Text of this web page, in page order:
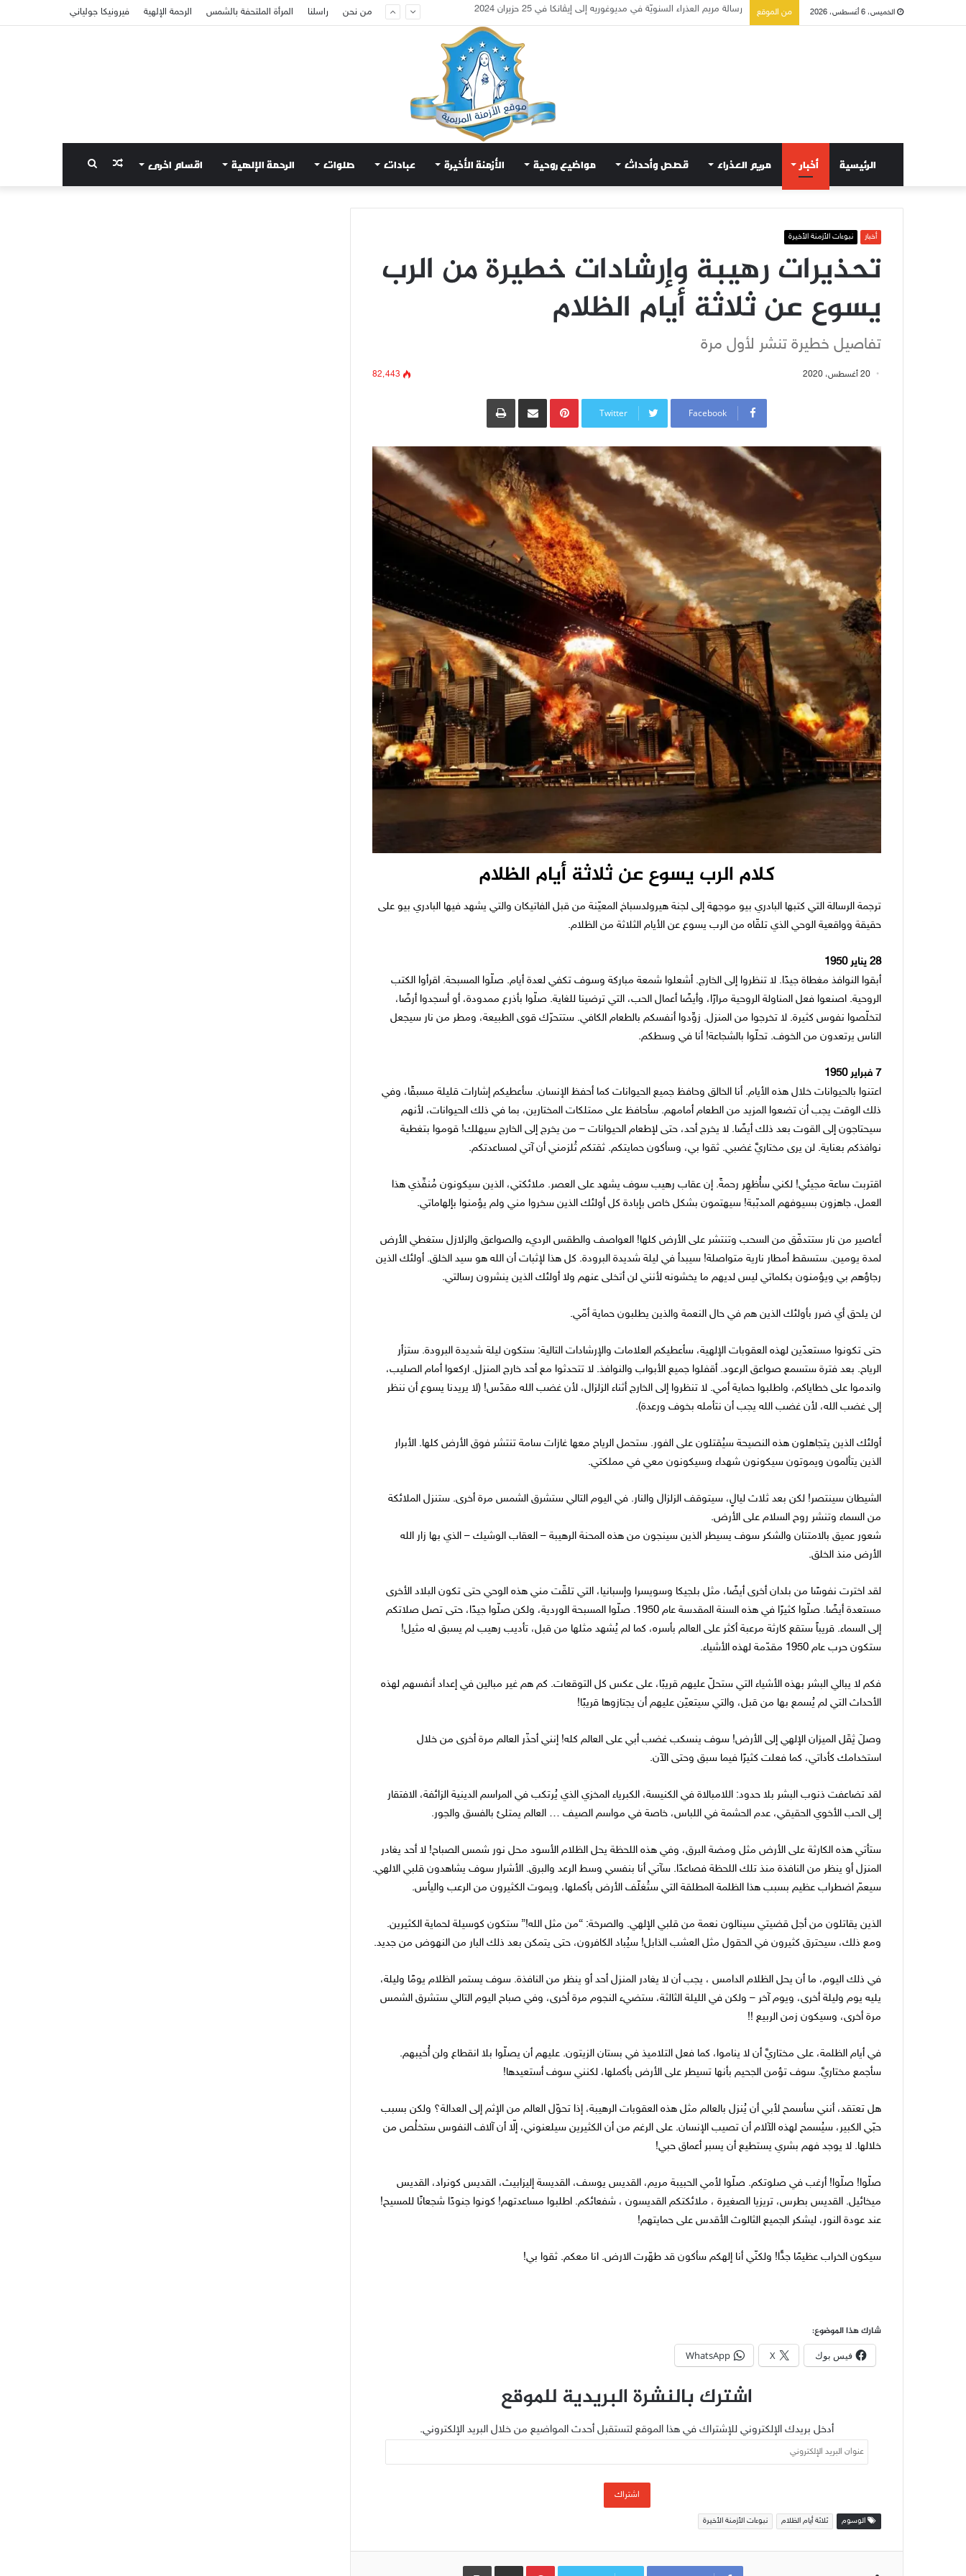
الخميس، 6 أغسطس، 2026 من الموقع تسع أول سبوت بدل خمسة لتعويض قلب مريم الطاهر هذا ما يطلبه يسوع! من نحن راسلنا المرأة الملتحفة بالشمس الرحمة الإلهية فيرونيكا جولياني
الرئيسية أخبار مريم العذراء قصص وأحداث مواضيع روحية الأزمنة الأخيرة عبادات صلوات الرحمة الإلهية اقسام اخرى بحث مقال
أخبار نبوءات الأزمنة الأخيرة
تحذيرات رهيبة وإرشادات خطيرة من الرب
يسوع عن ثلاثة أيام الظلام
تفاصيل خطيرة تنشر لأول مرة
20 أغسطس، 2020 82٬443
Facebook
Twitter
Pinterestمشاركة عبر البريد طباعة
كلام الرب يسوع عن ثلاثة أيام الظلام
ترجمة الرسالة التي كتبها البادري بيو موجهة إلى لجنة هيرولدسباخ المعيّنة من قبل الفاتيكان والتي يشهد فيها البادري بيو على
حقيقة وواقعية الوحي الذي تلقّاه من الرب يسوع عن الأيام الثلاثة من الظلام.
28 يناير 1950
أبقوا النوافذ مغطاة جيدًا. لا تنظروا إلى الخارج. أشعلوا شمعة مباركة وسوف تكفي لعدة أيام. صلّوا المسبحة. اقرأوا الكتب
الروحية. اصنعوا فعل المناولة الروحية مرارًا، وأيضًا أعمال الحب، التي ترضينا للغاية. صلّوا بأذرع ممدودة، أو أسجدوا أرضًا،
لتخلّصوا نفوس كثيرة. لا تخرجوا من المنزل. زوِّدوا أنفسكم بالطعام الكافي. ستتحرّك قوى الطبيعة، ومطر من نار سيجعل
الناس يرتعدون من الخوف. تحلّوا بالشجاعة! أنا في وسطكم.
7 فبراير 1950
اعتنوا بالحيوانات خلال هذه الأيام. أنا الخالق وحافظ جميع الحيوانات كما أحفظ الإنسان. سأعطيكم إشارات قليلة مسبقًا، وفي
ذلك الوقت يجب أن تضعوا المزيد من الطعام أمامهم. سأحافظ على ممتلكات المختارين، بما في ذلك الحيوانات، لأنهم
سيحتاجون إلى القوت بعد ذلك أيضًا. لا يخرج أحد، حتى لإطعام الحيوانات – من يخرج إلى الخارج سيهلك! قوموا بتغطية
نوافذكم بعناية. لن يرى مختاريَّ غضبي. ثقوا بي، وسأكون حمايتكم. ثقتكم تُلزمني أن آتي لمساعدتكم.
اقتربت ساعة مجيئي! لكني سأُظهِر رحمةً. إن عقاب رهيب سوف يشهد على العصر. ملائكتي، الذين سيكونون مُنفِّذي هذا
العمل، جاهزون بسيوفهم المدبّبة! سيهتمون بشكل خاص بإبادة كل أولئك الذين سخروا مني ولم يؤمنوا بإلهاماتي.
أعاصير من نار ستتدفّق من السحب وتنتشر على الأرض كلها! العواصف والطقس الرديء والصواعق والزلازل ستغطي الأرض
لمدة يومين. ستسقط أمطار نارية متواصلة! سيبدأ في ليلة شديدة البرودة. كل هذا لإثبات أن الله هو سيد الخلق. أولئك الذين
رجاؤهم بي ويؤمنون بكلماتي ليس لديهم ما يخشونه لأنني لن أتخلى عنهم ولا أولئك الذين ينشرون رسالتي.
لن يلحق أي ضرر بأولئك الذين هم في حال النعمة والذين يطلبون حماية أمّي.
حتى تكونوا مستعدّين لهذه العقوبات الإلهية، سأعطيكم العلامات والإرشادات التالية: ستكون ليلة شديدة البرودة. ستزأر
الرياح. بعد فترة ستسمع صواعق الرعود. أقفلوا جميع الأبواب والنوافذ. لا تتحدثوا مع أحد خارج المنزل. اركعوا أمام الصليب،
واندموا على خطاياكم، واطلبوا حماية أمي. لا تنظروا إلى الخارج أثناء الزلزال، لأن غضب الله مقدّس! (لا يريدنا يسوع أن ننظر
إلى غضب الله، لأن غضب الله يجب أن نتأمله بخوف ورعدة).
أولئك الذين يتجاهلون هذه النصيحة سيُقتلون على الفور. ستحمل الرياح معها غازات سامة تنتشر فوق الأرض كلها. الأبرار
الذين يتألمون ويموتون سيكونون شهداء وسيكونون معي في مملكتي.
الشيطان سينتصر! لكن بعد ثلاث ليالٍ، سيتوقف الزلزال والنار. في اليوم التالي ستشرق الشمس مرة أخرى. ستنزل الملائكة
من السماء وتنشر روح السلام على الأرض.
شعور عميق بالامتنان والشكر سوف يسيطر الذين سينجون من هذه المحنة الرهيبة – العقاب الوشيك – الذي بها زار الله
الأرض منذ الخلق.
لقد اخترت نفوسًا من بلدان أخرى أيضًا، مثل بلجيكا وسويسرا وإسبانيا، التي تلقّت مني هذه الوحي حتى تكون البلاد الأخرى
مستعدة أيضًا. صلّوا كثيرًا في هذه السنة المقدسة عام 1950. صلّوا المسبحة الوردية، ولكن صلّوا جيدًا، حتى تصل صلاتكم
إلى السماء. قريباً ستقع كارثة مرعبة أكثر على العالم بأسره، كما لم يُشهد مثلها من قبل، تأديب رهيب لم يسبق له مثيل!
ستكون حرب عام 1950 مقدّمة لهذه الأشياء.
فكم لا يبالي البشر بهذه الأشياء التي ستحلّ عليهم قريبًا، على عكس كل التوقعات. كم هم غير مبالين في إعداد أنفسهم لهذه
الأحداث التي لم يُسمع بها من قبل، والتي سيتعيّن عليهم أن يجتازوها قريبًا!
وصلَ ثِقَل الميزان الإلهي إلى الأرض! سوف ينسكب غضب أبي على العالم كله! إنني أحذّر العالم مرة أخرى من خلال
استخدامك كأداتي، كما فعلت كثيرًا فيما سبق وحتى الآن.
لقد تضاعفت ذنوب البشر بلا حدود: اللامبالاة في الكنيسة، الكبرياء المخزي الذي يُرتكب في المراسم الدينية الزائفة، الافتقار
إلى الحب الأخوي الحقيقي، عدم الحشمة في اللباس، خاصة في مواسم الصيف … العالم يمتلئ بالفسق والجور.
ستأتي هذه الكارثة على الأرض مثل ومضة البرق، وفي هذه اللحظة يحل الظلام الأسود محل نور شمس الصباح! لا أحد يغادر
المنزل أو ينظر من النافذة منذ تلك اللحظة فصاعدًا. سآتي أنا بنفسي وسط الرعد والبرق. الأشرار سوف يشاهدون قلبي الالهي.
سيعمّ اضطراب عظيم بسبب هذا الظلمة المطلقة التي ستُغلّف الأرض بأكملها، ويموت الكثيرون من الرعب واليأس.
الذين يقاتلون من أجل قضيتي سينالون نعمة من قلبي الإلهي. والصرخة: “من مثل الله!” ستكون كوسيلة لحماية الكثيرين.
ومع ذلك، سيحترق كثيرون في الحقول مثل العشب الذابل! سيُباد الكافرون، حتى يتمكن بعد ذلك البار من النهوض من جديد.
في ذلك اليوم، ما أن يحل الظلام الدامس ، يجب أن لا يغادر المنزل أحد أو ينظر من النافذة. سوف يستمر الظلام يومًا وليلة،
يليه يوم وليلة أخرى، ويوم آخر – ولكن في الليلة الثالثة، ستضيء النجوم مرة أخرى، وفي صباح اليوم التالي ستشرق الشمس
مرة أخرى، وسيكون زمن الربيع !!
في أيام الظلمة، على مختاريَّ أن لا يناموا، كما فعل التلاميذ في بستان الزيتون. عليهم أن يصلّوا بلا انقطاع ولن أُخيبهم.
سأجمع مختاريَّ. سوف تؤمن الجحيم بأنها تسيطر على الأرض بأكملها، لكنني سوف أستعيدها!
هل تعتقد، أنني سأسمح لأبي أن يُنزل بالعالم مثل هذه العقوبات الرهيبة، إذا تحوّل العالم من الإثم إلى العدالة؟ ولكن بسبب
حبّي الكبير، سيُسمح لهذه الآلام أن تصيب الإنسان. على الرغم من أن الكثيرين سيلعنوني، إلّا أن آلاف النفوس ستخلُص من
خلالها. لا يوجد فهم بشري يستطيع أن يسبر أعماق حبي!
صلّوا! صلّوا! أرغب في صلوتكم. صلّوا لأمي الحبيبة مريم، القديس يوسف، القديسة إليزابيث، القديس كونراد، القديس
ميخائيل. القديس بطرس، تريزيا الصغيرة ، ملائكتكم القديسون ، شفعائكم. اطلبوا مساعدتهم! كونوا جنودًا شجعانًا للمسيح!
عند عودة النور، ليشكر الجميع الثالوث الأقدس على حمايتهم!
سيكون الخراب عظيمًا جدًّا! ولكنّي أنا إلهكم سأكون قد طهّرت الارض. انا معكم. ثقوا بي!
شارك هذا الموضوع:
فيس بوك X
WhatsApp
اشترك بالنشرة البريدية للموقع
أدخل بريدك الإلكتروني للإشتراك في هذا الموقع لتستقبل أحدث المواضيع من خلال البريد الإلكتروني.
عنوان
البريد
اشتراك
الوسوم ثلاثة أيام الظلام نبوءات الأزمنة الأخيرة
Pinterestمشاركة عبر البريد طباعة